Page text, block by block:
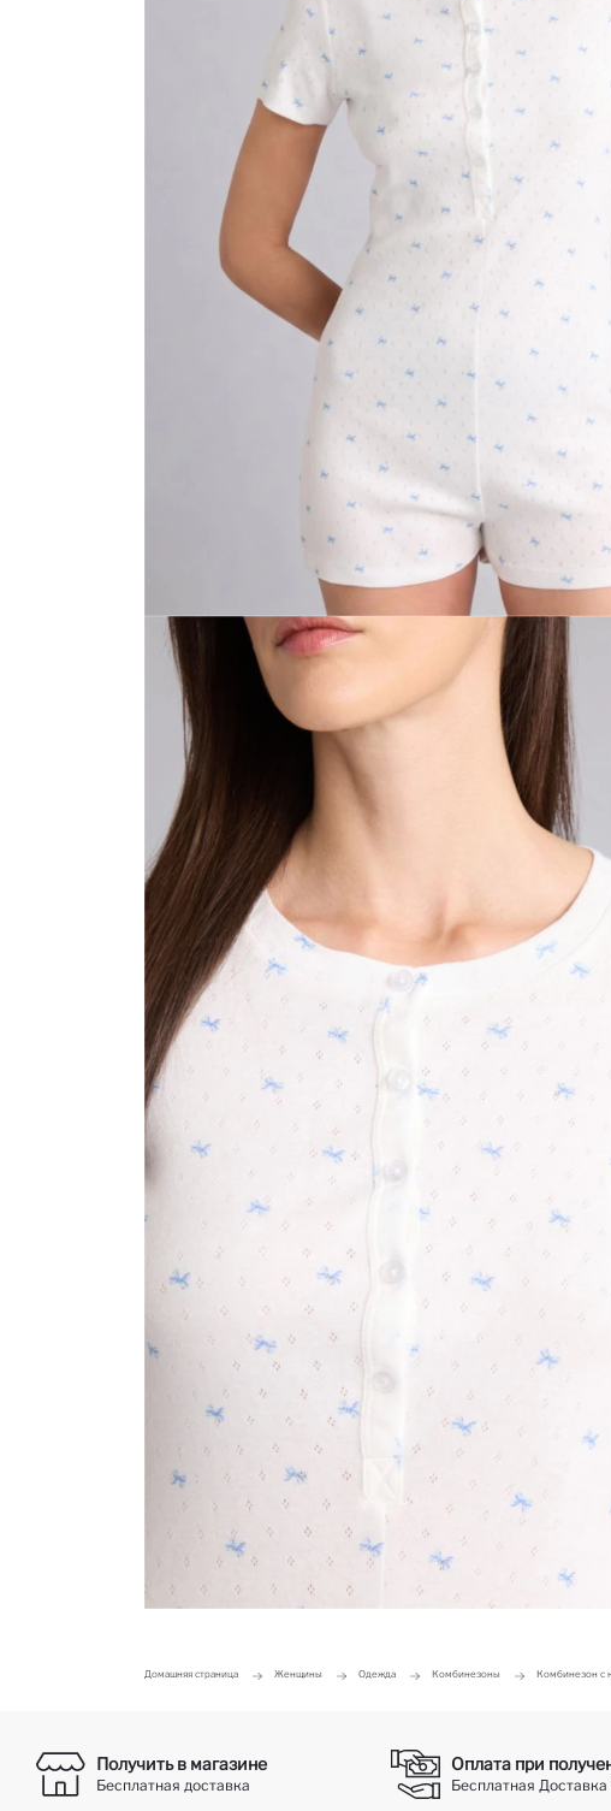
Домашняя страница Женщины Одежда Комбинезоны Комбинезон с
Получить в магазине
Бесплатная доставка
Оплата при
Бесплатная